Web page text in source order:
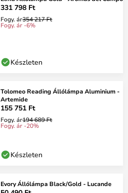
331 798 Ft
Fogy. ár354 217 Ft
Fogy. ár -6%
Készleten
Tolomeo Reading Állólámpa Aluminium -
Artemide
155 751 Ft
Fogy. ár194 689 Ft
Fogy. ár -20%
Készleten
Evory Állólámpa Black/Gold - Lucande